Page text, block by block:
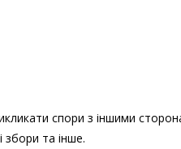
спори з іншими
збори та інше.